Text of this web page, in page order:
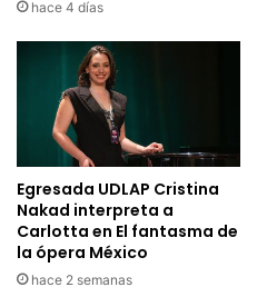
hace 4 días
Egresada UDLAP Cristina
Nakad interpreta a
Carlotta en El fantasma de
la ópera México
hace 2 semanas